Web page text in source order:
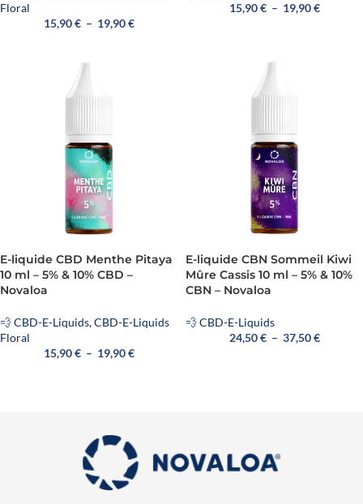
Floral
15,90€ – 19,90€
15,90€ – 19,90€
E-liquide CBD Menthe Pitaya
10 ml – 5% & 10% CBD –
Novaloa
💨 CBD-E-Liquids,CBD-E-Liquids
Floral
15,90€ – 19,90€
E-liquide CBN Sommeil Kiwi
Mûre Cassis 10 ml – 5% & 10%
CBN – Novaloa
💨 CBD-E-Liquids
24,50€ – 37,50€